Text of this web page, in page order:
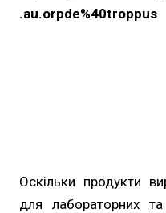
.au.orpde%40troppus
Оскільки продукти
для лабораторних